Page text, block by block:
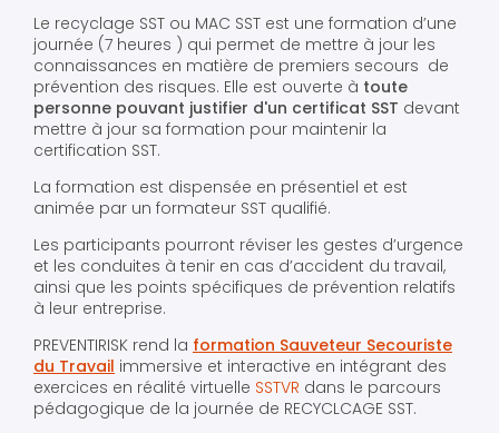
Le recyclage SST ou MAC SST est une formation d’une
journée (7 heures ) qui permet de mettre à jour les
connaissances en matière de premiers secours de
prévention des risques. Elle est ouverte à toute
personne pouvant justifier d'un certificat SST devant
mettre à jour sa formation pour maintenir la
certification SST.
La formation est dispensée en présentiel et est
animée par un formateur SST qualifié.
Les participants pourront réviser les gestes d’urgence
et les conduites à tenir en cas d’accident du travail,
ainsi que les points spécifiques de prévention relatifs
à leur entreprise.
PREVENTIRISK rend la formation Sauveteur Secouriste
du Travail immersive et interactive en intégrant des
exercices en réalité virtuelle SSTVR dans le parcours
pédagogique de la journée de RECYCLCAGE SST.